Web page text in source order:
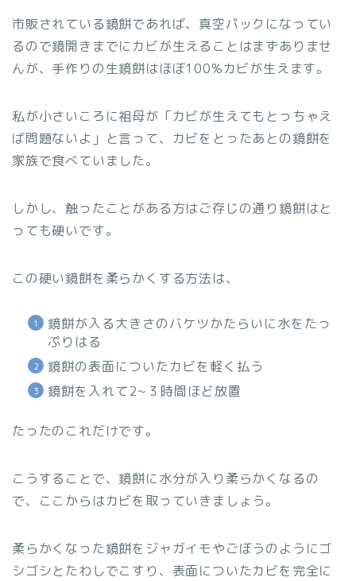
市販されている鏡餅であれば、真空パックになってい
るので鏡開きまでにカビが生えることはまずありませ
んが、手作りの生鏡餅はほぼ100%カビが生えます。
私が小さいころに祖母が「カビが生えてもとっちゃえ
ば問題ないよ」と言って、カビをとったあとの鏡餅を
家族で食べていました。
しかし、触ったことがある方はご存じの通り鏡餅はと
っても硬いです。
この硬い鏡餅を柔らかくする方法は、
鏡餅が入る大きさのバケツかたらいに水をたっ
ぷりはる
鏡餅の表面についたカビを軽く払う
鏡餅を入れて2~３時間ほど放置
たったのこれだけです。
こうすることで、鏡餅に水分が入り柔らかくなるの
で、ここからはカビを取っていきましょう。
柔らかくなった鏡餅をジャガイモやごぼうのようにゴ
シゴシとたわしでこすり、表面についたカビを完全に